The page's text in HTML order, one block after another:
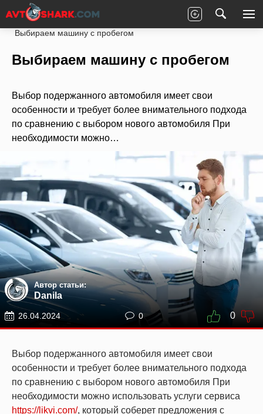
Главная Статьи
Новости партнеров
Выбираем машину с пробегом
Выбираем машину с пробегом
Выбор подержанного автомобиля имеет свои
особенности и требует более внимательного подхода
по сравнению с выбором нового автомобиля При
необходимости можно…
Автор статьи:
Danila
26.04.2024 0 0
Выбор подержанного автомобиля имеет свои
особенности и требует более внимательного подхода
по сравнению с выбором нового автомобиля При
необходимости можно использовать услуги сервиса
https://likvi.com/, который соберет предложения с